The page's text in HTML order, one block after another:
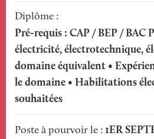
Diplôme
Pré-requis : CAP / BEP / BAC
électricité, électrotechnique,
domaine équivalent •
le domaine • Habilitations
souhaitées
Poste à pourvoir le 1ER